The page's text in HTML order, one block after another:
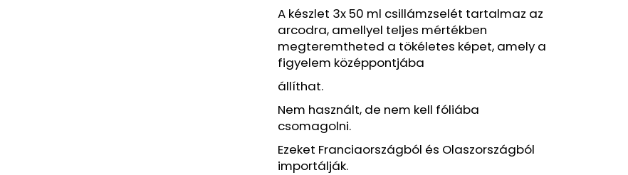
A készlet 3x 50 ml csillámzselét tartalmaz az
arcodra, amellyel teljes mértékben
megteremtheted a tökéletes képet, amely a
figyelem középpontjába
állíthat.
Nem használt, de nem kell fóliába
csomagolni.
Ezeket Franciaországból és Olaszországból
importálják.